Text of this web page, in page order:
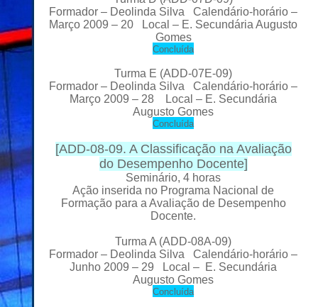
Formador – Deolinda Silva Calendário-horário –
Março 2009 – 20 Local – E. Secundária Augusto
Gomes
Concluída
Turma E (ADD-07E-09)
Formador – Deolinda Silva Calendário-horário –
Março 2009 – 28 Local – E. Secundária
Augusto Gomes
Concluída
[ADD-08-09. A Classificação na Avaliação
do Desempenho Docente]
Seminário, 4 horas
Ação inserida no Programa Nacional de
Formação para a Avaliação de Desempenho
Docente.
Turma A (ADD-08A-09)
Formador – Deolinda Silva Calendário-horário –
Junho 2009 – 29 Local – E. Secundária
Augusto Gomes
Concluída